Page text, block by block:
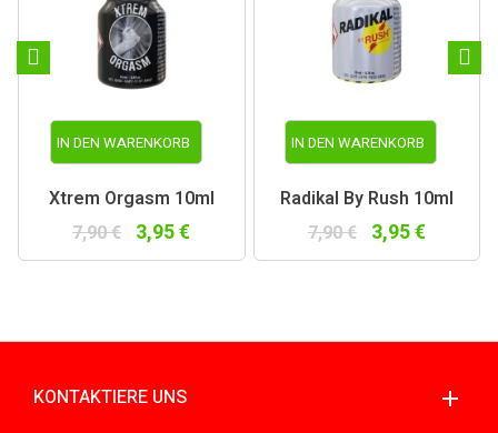
IN DEN WARENKORB
Xtrem Orgasm 10ml
7,90 € 3,95 €
IN DEN WARENKORB
Radikal By Rush 10ml
7,90 € 3,95 €
KONTAKTIERE UNS